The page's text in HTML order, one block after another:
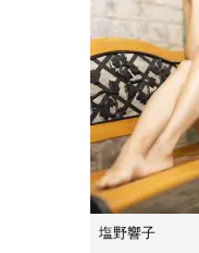
塩野響子